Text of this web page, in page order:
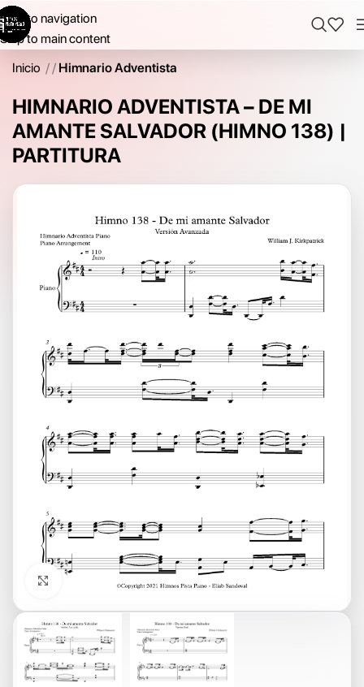
Skip to navigation
Skip to main content
Inicio / Himnario Adventista
HIMNARIO ADVENTISTA – DE MI
AMANTE SALVADOR (HIMNO 138) |
PARTITURA